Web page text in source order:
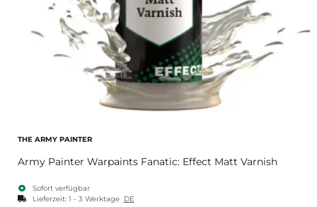
THE ARMY PAINTER
Army Painter Warpaints Fanatic: Effect Matt Varnish
Sofort verfügbar
Lieferzeit: 1 - 3 Werktage DE